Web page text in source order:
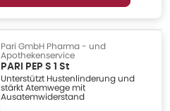
Pari GmbH Pharma - und
Apothekenservice
PARI PEP S 1 St
Unterstützt Hustenlinderung und
stärkt Atemwege mit
Ausatemwiderstand